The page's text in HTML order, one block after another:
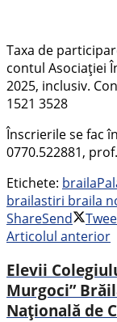
Taxa de
contul Asociației
2025, inclusiv.
1521 3528
Înscrierile se fac
0770.522881,
Etichete: braila
brailastiri braila
ShareSend
Articolul anterior
Elevii
Murgoci”
Națională de